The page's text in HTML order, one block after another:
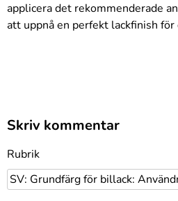
applicera det rekommenderade
att uppnå en perfekt lackfinish för
Skriv kommentar
Rubrik